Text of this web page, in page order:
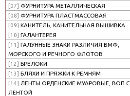
[07] ФУРНИТУРА МЕТАЛЛИЧЕСКАЯ
[08] ФУРНИТУРА ПЛАСТМАССОВАЯ
[09] КАНИТЕЛЬ, КАНИТЕЛЬНАЯ ВЫШИВКА
[10] ГАЛАНТЕРЕЯ
[11] ГАЛУННЫЕ ЗНАКИ РАЗЛИЧИЯ ВМФ,
МОРСКОГО И РЕЧНОГО ФЛОТОВ
[12] БРЕЛОКИ
[13] БЛЯХИ И ПРЯЖКИ К РЕМНЯМ
[14] ЛЕНТЫ ОРДЕНСКИЕ МУАРОВЫЕ, ВОП С
ЛЕНТОЙ